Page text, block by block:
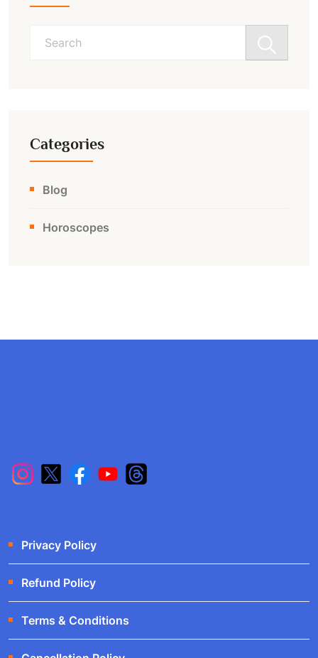
Categories
Blog
Horoscopes
Privacy Policy
Refund Policy
Terms & Conditions